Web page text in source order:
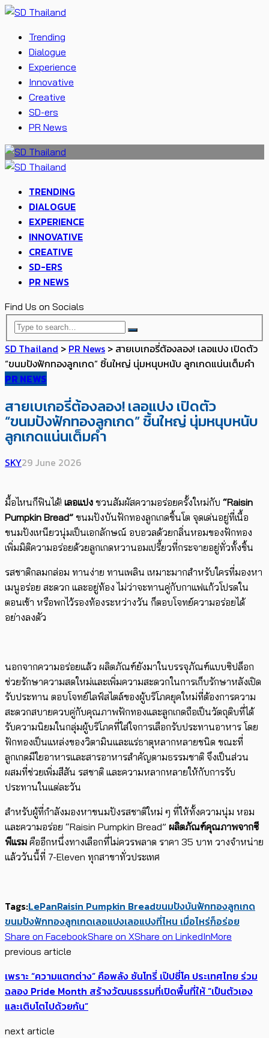
Trending
Dialogue
Experience
Innovative
Creative
SD-ers
PR News
TRENDING
DIALOGUE
EXPERIENCE
INNOVATIVE
CREATIVE
SD-ERS
PR NEWS
Find Us on Socials
SD Thailand > PR News > สายเบเกอรี่ต้องลอง! เลอแปง เปิดตัว
“ขนมปังฟักทองลูกเกด” ชิ้นใหญ่ นุ่มหนุบหนับ ลูกเกดแน่นเต็มคำ
PR NEWS
สายเบเกอรี่ต้องลอง! เลอแปง เปิดตัว
“ขนมปังฟักทองลูกเกด” ชิ้นใหญ่ นุ่มหนุบหนับ
ลูกเกดแน่นเต็มคำ
SKY29 June 2026
มื้อไหนก็ฟินได้! เลอแปง ชวนสัมผัสความอร่อยครั้งใหม่กับ “Raisin
Pumpkin Bread” ขนมปังบันฟักทองลูกเกดชิ้นโต จุดเด่นอยู่ที่เนื้อ
ขนมปังเหนียวนุ่มเป็นเอกลักษณ์ อบอวลด้วยกลิ่นหอมของฟักทอง
เพิ่มมิติความอร่อยด้วยลูกเกดหวานอมเปรี้ยวที่กระจายอยู่ทั่วทั้งชิ้น
รสชาติกลมกล่อม ทานง่าย ทานเพลิน เหมาะมากสำหรับใครที่มองหา
เมนูอร่อย สะดวก และอยู่ท้อง ไม่ว่าจะทานคู่กับกาแฟแก้วโปรดใน
ตอนเช้า หรือพกไว้รองท้องระหว่างวัน ก็ตอบโจทย์ความอร่อยได้
อย่างลงตัว
นอกจากความอร่อยแล้ว ผลิตภัณฑ์ยังมาในบรรจุภัณฑ์แบบซิปล็อก
ช่วยรักษาความสดใหม่และเพิ่มความสะดวกในการเก็บรักษาหลังเปิด
รับประทาน ตอบโจทย์ไลฟ์สไตล์ของผู้บริโภคยุคใหม่ที่ต้องการความ
สะดวกสบายควบคู่กับคุณภาพฟักทองและลูกเกดถือเป็นวัตถุดิบที่ได้
รับความนิยมในกลุ่มผู้บริโภคที่ใส่ใจการเลือกรับประทานอาหาร โดย
ฟักทองเป็นแหล่งของวิตามินและแร่ธาตุหลากหลายชนิด ขณะที่
ลูกเกดมีใยอาหารและสารอาหารสำคัญตามธรรมชาติ จึงเป็นส่วน
ผสมที่ช่วยเพิ่มสีสัน รสชาติ และความหลากหลายให้กับการรับ
ประทานในแต่ละวัน
สำหรับผู้ที่กำลังมองหาขนมปังรสชาติใหม่ ๆ ที่ให้ทั้งความนุ่ม หอม
และความอร่อย “Raisin Pumpkin Bread” ผลิตภัณฑ์คุณภาพจากซี
พีแรม คืออีกหนึ่งทางเลือกที่ไม่ควรพลาด ราคา 35 บาท วางจำหน่าย
แล้ววันนี้ที่ 7-Eleven ทุกสาขาทั่วประเทศ
Tags:LePanRaisin Pumpkin Breadขนมปังบันฟักทองลูกเกด
ขนมปังฟักทองลูกเกดเลอแปงเลอแปงที่ไหน เมื่อไหร่ก็อร่อย
Share on FacebookShare on XShare on LinkedInMore
previous article
เพราะ “ความแตกต่าง” คือพลัง ซันโทรี่ เป๊ปซี่โค ประเทศไทย ร่วม
ฉลอง Pride Month สร้างวัฒนธรรมที่เปิดพื้นที่ให้ “เป็นตัวเอง
และเติบโตไปด้วยกัน”
next article